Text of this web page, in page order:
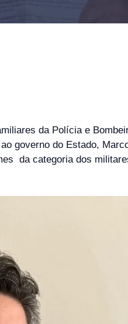
da Polícia e
governo do Estado,
da categoria dos